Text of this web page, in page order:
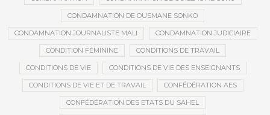
CONDAMNATION DE OUSMANE SONKO
CONDAMNATION JOURNALISTE MALI CONDAMNATION JUDICIAIRE
CONDITION FÉMININE CONDITIONS DE TRAVAIL
CONDITIONS DE VIE CONDITIONS DE VIE DES ENSEIGNANTS
CONDITIONS DE VIE ET DE TRAVAIL CONFÉDÉRATION AES
CONFÉDÉRATION DES ETATS DU SAHEL